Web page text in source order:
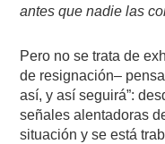
antes que nadie las
Pero no se trata de
de resignación–
así, y así seguirá”:
señales alentadoras
situación y se está